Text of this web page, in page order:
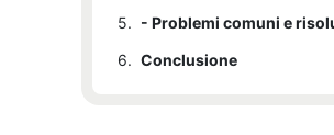
5.
6. Conclusione